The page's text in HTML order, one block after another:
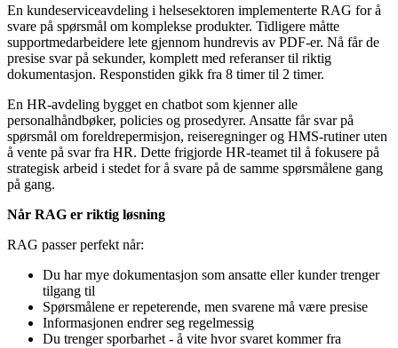
En kundeserviceavdeling i helsesektoren implementerte RAG for å
svare på spørsmål om komplekse produkter. Tidligere måtte
supportmedarbeidere lete gjennom hundrevis av PDF-er. Nå får de
presise svar på sekunder, komplett med referanser til riktig
dokumentasjon. Responstiden gikk fra 8 timer til 2 timer.
En HR-avdeling bygget en chatbot som kjenner alle
personalhåndbøker, policies og prosedyrer. Ansatte får svar på
spørsmål om foreldrepermisjon, reiseregninger og HMS-rutiner uten
å vente på svar fra HR. Dette frigjorde HR-teamet til å fokusere på
strategisk arbeid i stedet for å svare på de samme spørsmålene gang
på gang.
Når RAG er riktig løsning
RAG passer perfekt når:
Du har mye dokumentasjon som ansatte eller kunder trenger
tilgang til
Spørsmålene er repeterende, men svarene må være presise
Informasjonen endrer seg regelmessig
Du trenger sporbarhet - å vite hvor svaret kommer fra